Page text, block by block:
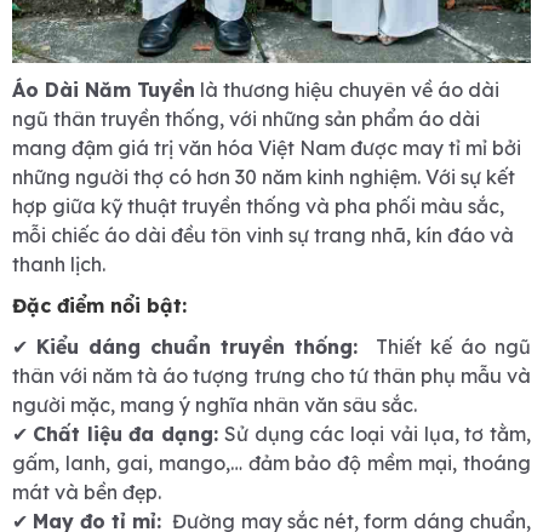
Áo Dài Năm Tuyền là thương hiệu chuyên về áo dài
ngũ thân truyền thống, với những sản phẩm áo dài
mang đậm giá trị văn hóa Việt Nam được may tỉ mỉ bởi
những người thợ có hơn 30 năm kinh nghiệm. Với sự kết
hợp giữa kỹ thuật truyền thống và pha phối màu sắc,
mỗi chiếc áo dài đều tôn vinh sự trang nhã, kín đáo và
thanh lịch.
Đặc điểm nổi bật:
✔ Kiểu dáng chuẩn truyền thống:
Thiết kế áo ngũ
thân với năm tà áo tượng trưng cho tứ thân phụ mẫu và
người mặc, mang ý nghĩa nhân văn sâu sắc.
✔ Chất liệu đa dạng: Sử dụng các loại vải lụa, tơ tằm,
gấm, lanh, gai, mango,… đảm bảo độ mềm mại, thoáng
mát và bền đẹp.
✔ May đo tỉ mỉ: Đường may sắc nét, form dáng chuẩn,